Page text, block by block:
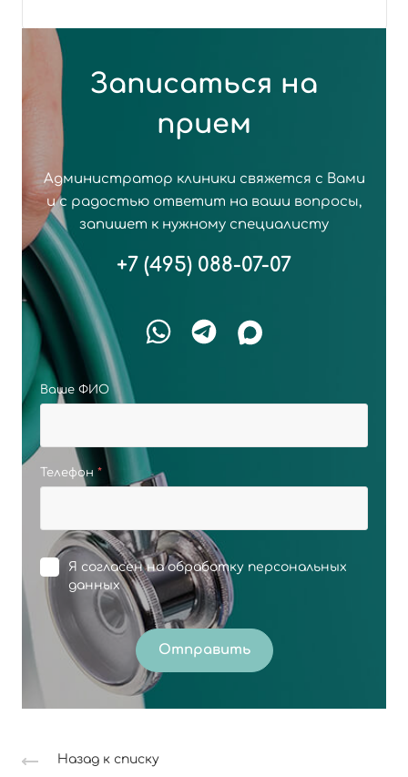
Записаться на
прием
Администратор клиники свяжется с Вами
и с радостью ответит на ваши вопросы,
запишет к нужному специалисту
+7 (495) 088-07-07
Ваше ФИО
Телефон *
Я согласен наобработку персональных
данных
Отправить
Назад к списку